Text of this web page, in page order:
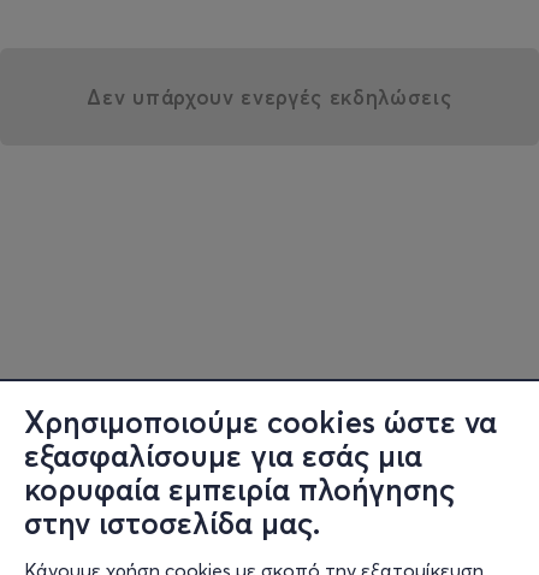
Χρησιμοποιούμε cookies ώστε να
εξασφαλίσουμε για εσάς μια
κορυφαία εμπειρία πλοήγησης
στην ιστοσελίδα μας.
Κάνουμε χρήση cookies με σκοπό την εξατομίκευση
Δεν υπάρχουν ενεργές εκδηλώσεις